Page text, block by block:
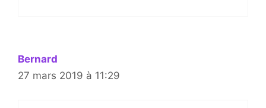
Bernard
27 mars 2019 à 11:29